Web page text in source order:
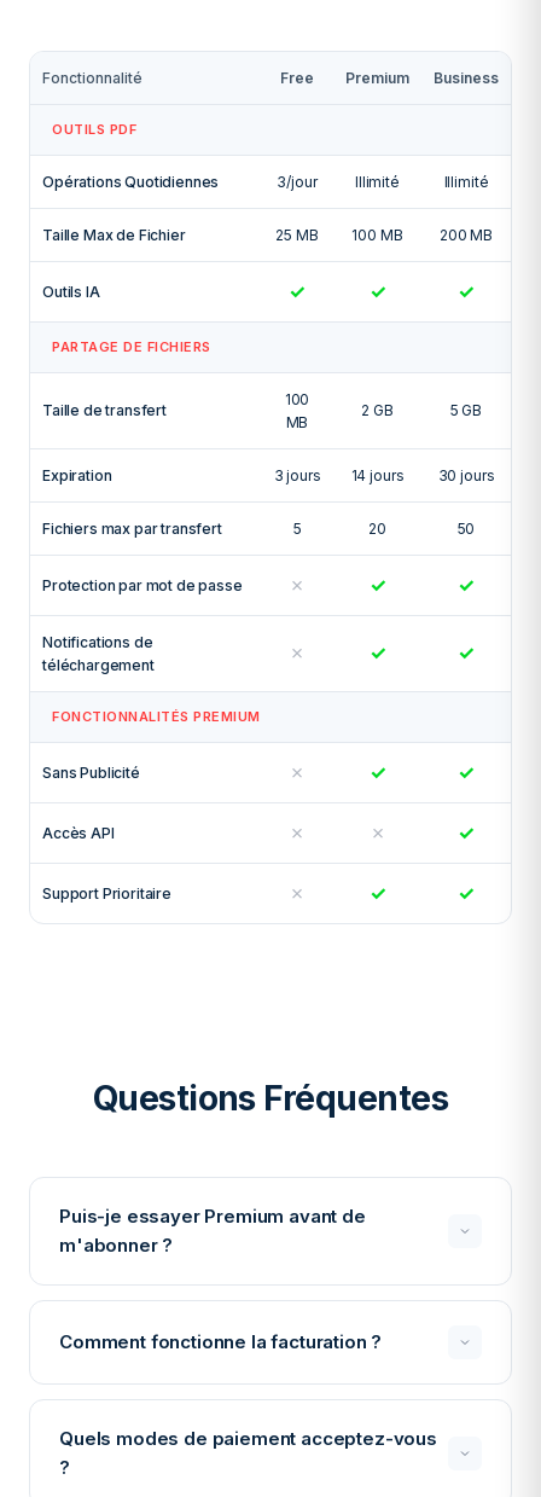
Fonctionnalité Free Premium Business
OUTILS PDF
Opérations Quotidiennes 3/jour Illimité Illimité
Taille Max de Fichier 25 MB 100 MB 200 MB
Outils IA ✓ ✓ ✓
PARTAGE DE FICHIERS
Taille de transfert
100
MB
2 GB 5 GB
Expiration 3 jours 14 jours 30 jours
Fichiers max par transfert 5 20 50
Protection par mot de passe ✗ ✓ ✓
Notifications de
téléchargement
✗ ✓ ✓
FONCTIONNALITÉS PREMIUM
Sans Publicité ✗ ✓ ✓
Accès API ✗ ✗ ✓
Support Prioritaire ✗ ✓ ✓
Questions Fréquentes
Puis-je essayer Premium avant de
m'abonner ?
Oui ! Vous pouvez utiliser tous nos outils gratuitement
l'expérience complète avant de passer à Premium.
Comment fonctionne la facturation ?
Vous pouvez choisir la facturation mensuelle ou
20%. Vous pouvez annuler à tout moment et votre
abonnement restera actif jusqu'à la fin de la période
Quels modes de paiement acceptez-vous
?